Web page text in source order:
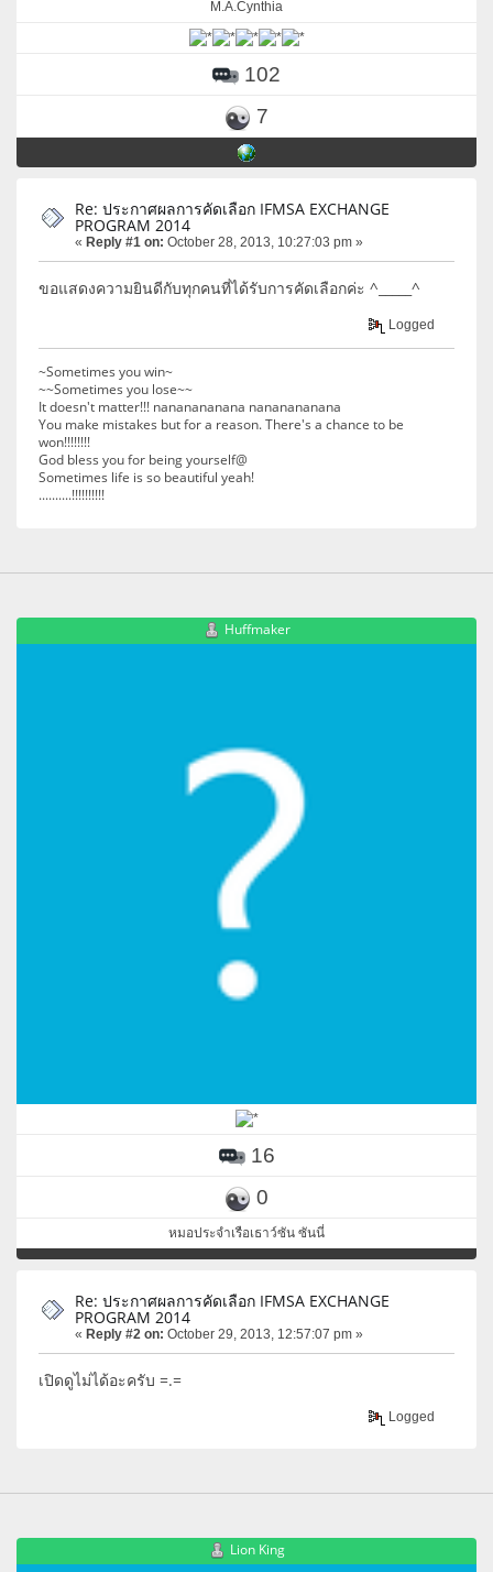
M.A.Cynthia
102
7
Re: ประกาศผลการคัดเลือก IFMSA EXCHANGE
PROGRAM 2014
« Reply #1 on: October 28, 2013, 10:27:03 pm »
ขอแสดงความยินดีกับทุกคนที่ได้รับการคัดเลือกค่ะ ^_____^
Logged
~Sometimes you win~
~~Sometimes you lose~~
It doesn't matter!!! nananananana nananananana
You make mistakes but for a reason. There's a chance to be
won!!!!!!!!
God bless you for being yourself@
Sometimes life is so beautiful yeah!
..........!!!!!!!!!!
Huffmaker
16
0
หมอประจำเรือเธาว์ซัน ซันนี่
Re: ประกาศผลการคัดเลือก IFMSA EXCHANGE
PROGRAM 2014
« Reply #2 on: October 29, 2013, 12:57:07 pm »
เปิดดูไม่ได้อะครับ =.=
Logged
Lion King